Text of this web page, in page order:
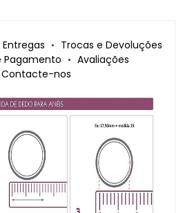
Entregas
Trocas e Devoluções
Pagamento
Avaliações
Contacte-nos